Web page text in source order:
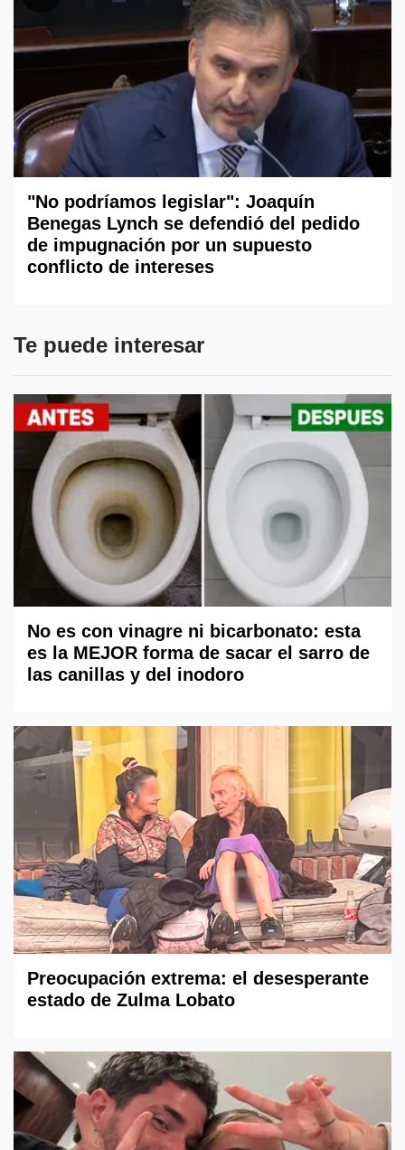
"No podríamos legislar": Joaquín
Benegas Lynch se defendió del pedido
de impugnación por un supuesto
conflicto de intereses
Te puede interesar
No es con vinagre ni bicarbonato: esta
es la MEJOR forma de sacar el sarro de
las canillas y del inodoro
Preocupación extrema: el desesperante
estado de Zulma Lobato